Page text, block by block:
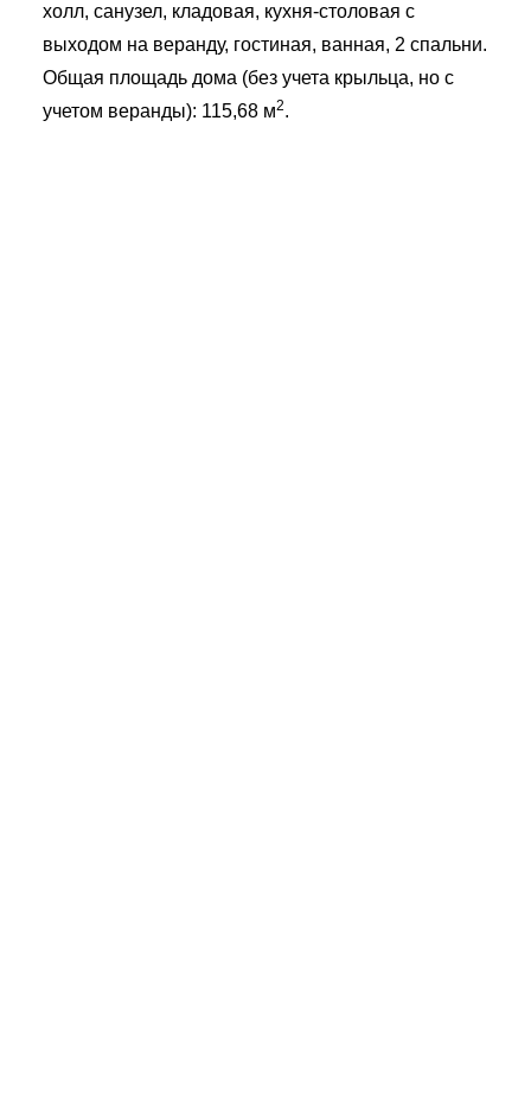
холл, санузел, кладовая, кухня-столовая с
выходом на веранду, гостиная, ванная, 2 спальни.
Общая площадь дома (без учета крыльца, но с
учетом веранды): 115,68 м2.